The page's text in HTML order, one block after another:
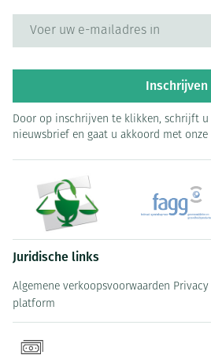
Inschrijven
Door op inschrijven te klikken, schrijft
nieuwsbrief en gaat u akkoord met onze
Juridische links
Algemene verkoopsvoorwaarden
platform